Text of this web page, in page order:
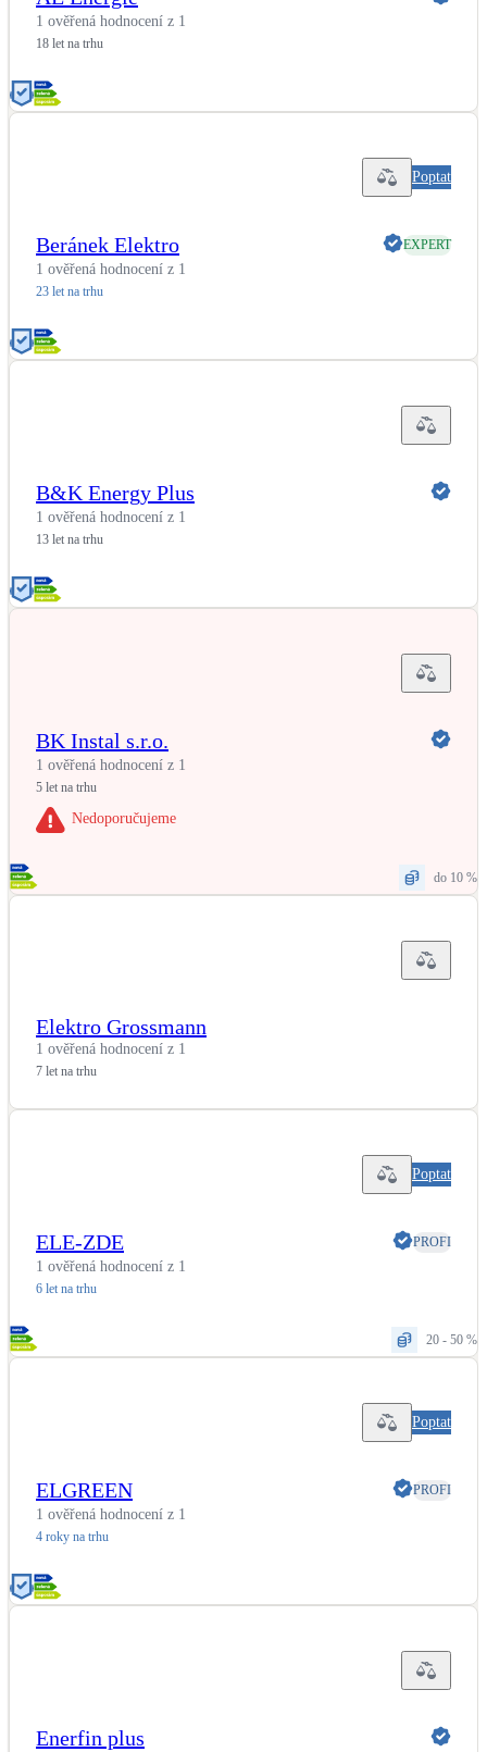
1 ověřená hodnocení z 1
18 let na trhu
Poptat
Beránek Elektro EXPERT
1 ověřená hodnocení z 1
23 let na trhu
B&K Energy Plus
1 ověřená hodnocení z 1
13 let na trhu
BK Instal s.r.o.
1 ověřená hodnocení z 1
5 let na trhu
Nedoporučujeme
do 10 %
Elektro Grossmann
1 ověřená hodnocení z 1
7 let na trhu
Poptat
ELE-ZDE PROFI
1 ověřená hodnocení z 1
6 let na trhu
20 - 50 %
Poptat
ELGREEN PROFI
1 ověřená hodnocení z 1
4 roky na trhu
Enerfin plus